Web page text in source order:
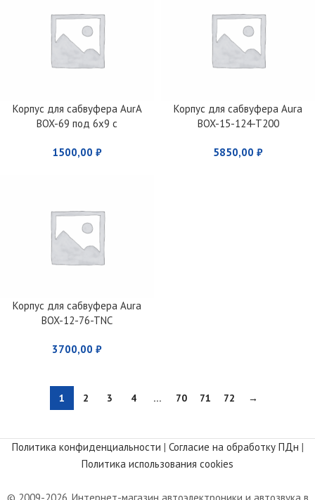
Корпус для сабвуфера AurA
BOX-69 под 6х9 с
1500,00 ₽
Корпус для сабвуфера Aura
BOX-15-124-T200
5850,00 ₽
Корпус для сабвуфера Aura
BOX-12-76-TNC
3700,00 ₽
1 2 3 4 … 70 71 72 →
Политика конфиденциальности | Согласие на обработку ПДн |
Политика использования cookies